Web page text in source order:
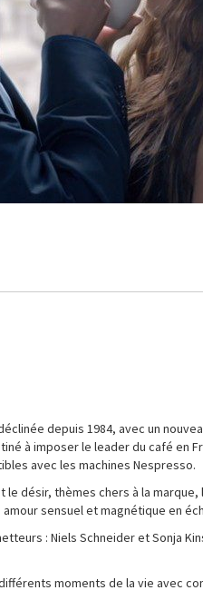
depuis 1984, avec un
à imposer le leader du café en
avec les machines Nespresso.
désir, thèmes chers à la
sensuel et magnétique en
: Niels Schneider et Sonja
moments de la vie avec